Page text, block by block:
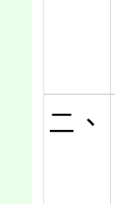
二、